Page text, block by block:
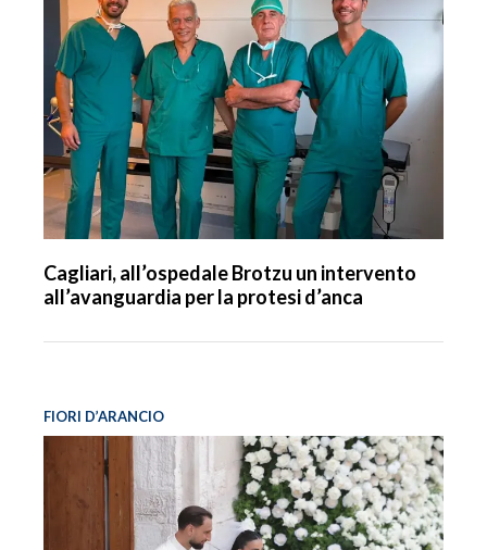
Cagliari, all’ospedale Brotzu un intervento
all’avanguardia per la protesi d’anca
FIORI D’ARANCIO